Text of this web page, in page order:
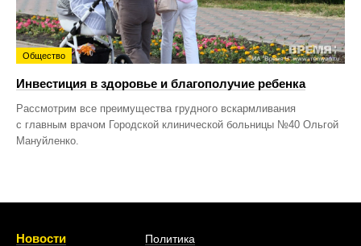
Общество
Инвестиция в здоровье и благополучие ребенка
Рассмотрим все преимущества грудного вскармливания
с главным врачом Городской клинической больницы №40 Ольгой
Мануйленко.
Новости
Политика